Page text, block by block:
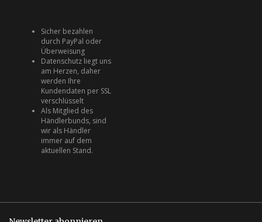
Sicher bezahlen
durch PayPal oder
Überweisung
Datenschutz liegt uns
am Herzen, daher
werden Ihre
Kundendaten per SSL
verschlüsselt
Als Mitglied des
Händlerbunds, sind
wir als Händler
immer auf dem
aktuellen Stand.